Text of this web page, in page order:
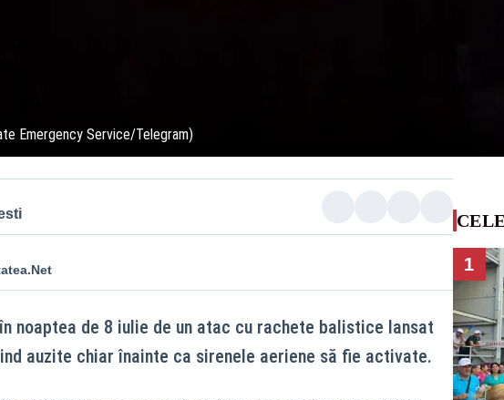
Emergency Service/Telegram)
noaptea de 8 iulie de un atac cu rachete balistice lansat
auzite chiar înainte ca sirenele aeriene să fie activate.
1